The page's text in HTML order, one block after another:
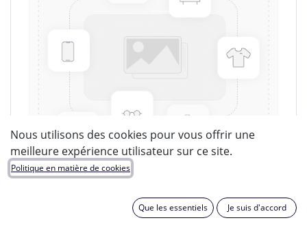
Nous utilisons des cookies pour vous offrir une
meilleure expérience utilisateur sur ce site.
Politique en matière de cookies
Que les essentiels Je suis d'accord